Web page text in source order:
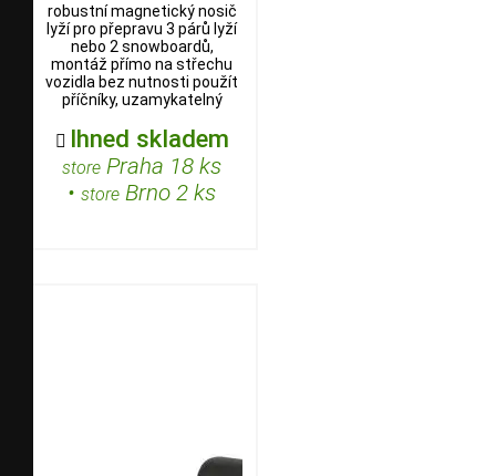
robustní magnetický nosič
lyží pro přepravu 3 párů lyží
nebo 2 snowboardů,
montáž přímo na střechu
vozidla bez nutnosti použít
příčníky, uzamykatelný
 Ihned skladem
store Praha 18 ks
• store Brno 2 ks